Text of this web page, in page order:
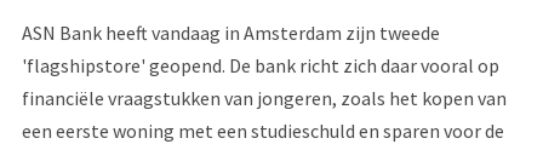
ASN Bank heeft vandaag in Amsterdam zijn tweede
'flagshipstore' geopend. De bank richt zich daar vooral op
financiële vraagstukken van jongeren, zoals het kopen van
een eerste woning met een studieschuld en sparen voor de